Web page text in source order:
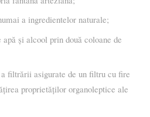
a ingredientelor naturale;
şi alcool prin două coloane de
filtrării asigurate de un filtru cu fire
proprietăților organoleptice ale